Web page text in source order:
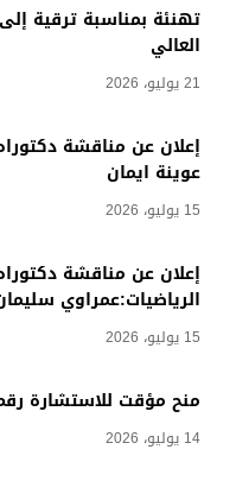
تهنئة بمناسبة ترقية
العالي
21 يوليو، 2026
إعلان عن مناقشة
عوينة ايمان
15 يوليو، 2026
إعلان عن مناقشة
الرياضيات:عمراوي
15 يوليو، 2026
منح مؤقت للاستشارة رقم 37-
14 يوليو، 2026